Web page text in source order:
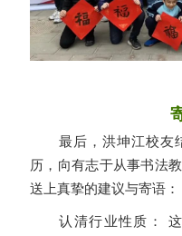
最后，洪坤江校友
历，向有志于从事书法
送上真挚的建议与寄语：
认清行业性质：